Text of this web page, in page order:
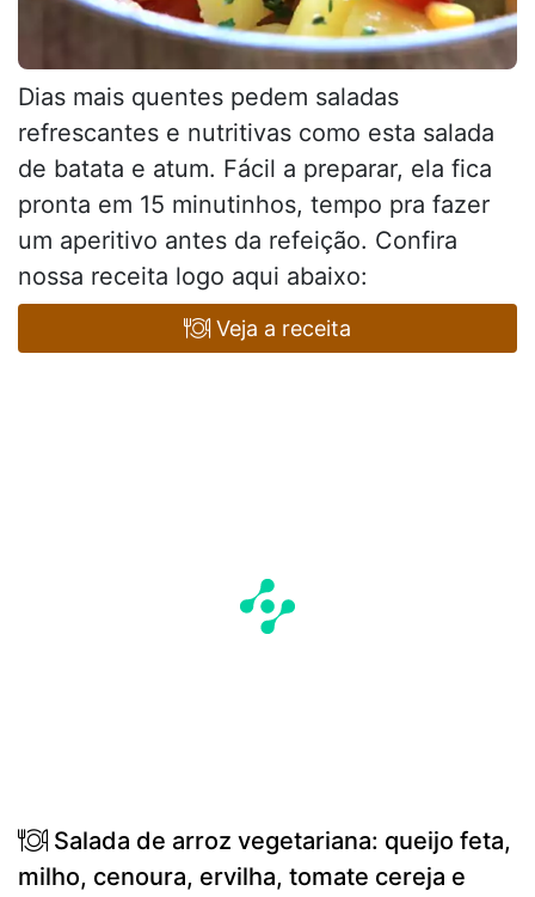
Dias mais quentes pedem saladas
refrescantes e nutritivas como esta salada
de batata e atum. Fácil a preparar, ela fica
pronta em 15 minutinhos, tempo pra fazer
um aperitivo antes da refeição. Confira
nossa receita logo aqui abaixo:
Veja a receita
Salada de arroz vegetariana: queijo feta,
milho, cenoura, ervilha, tomate cereja e